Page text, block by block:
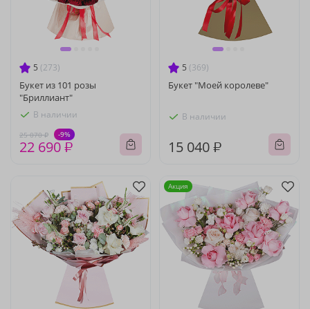
5 (273)
Букет из 101 розы
"Бриллиант"
В наличии
25 070 ₽ -9%
22 690 ₽
5 (369)
Букет "Моей королеве"
В наличии
15 040 ₽
Акция